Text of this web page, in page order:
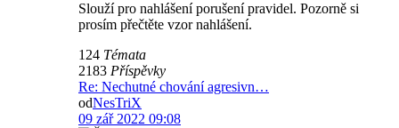
Slouží pro nahlášení porušení pravidel. Pozorně si
prosím přečtěte vzor nahlášení.
124 Témata
2183 Příspěvky
Re: Nechutné chování agresivn…
odNesTriX
09 zář 2022 09:08